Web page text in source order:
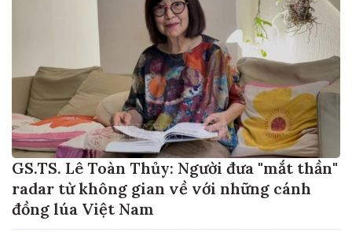
GS.TS. Lê Toàn Thủy: Người đưa "mắt thần"
radar từ không gian về với những cánh
đồng lúa Việt Nam